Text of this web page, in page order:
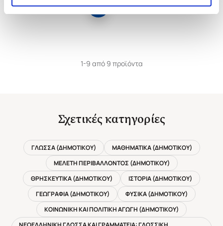
1-9 από 9 προϊόντα
Σχετικές κατηγορίες
ΓΛΩΣΣΑ (ΔΗΜΟΤΙΚΟΥ)
ΜΑΘΗΜΑΤΙΚΑ (ΔΗΜΟΤΙΚΟΥ)
ΜΕΛΕΤΗ ΠΕΡΙΒΑΛΛΟΝΤΟΣ (ΔΗΜΟΤΙΚΟΥ)
ΘΡΗΣΚΕΥΤΙΚΑ (ΔΗΜΟΤΙΚΟΥ)
ΙΣΤΟΡΙΑ (ΔΗΜΟΤΙΚΟΥ)
ΓΕΩΓΡΑΦΙΑ (ΔΗΜΟΤΙΚΟΥ)
ΦΥΣΙΚΑ (ΔΗΜΟΤΙΚΟΥ)
ΚΟΙΝΩΝΙΚΗ ΚΑΙ ΠΟΛΙΤΙΚΗ ΑΓΩΓΗ (ΔΗΜΟΤΙΚΟΥ)